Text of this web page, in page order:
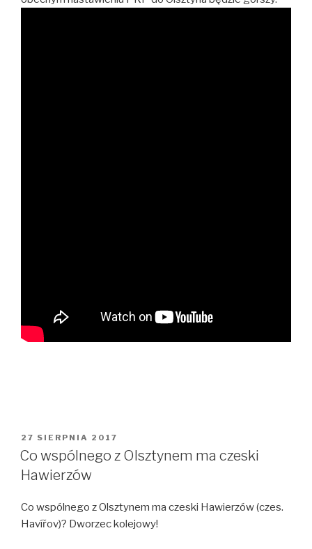
OPUBLIKOWANE
W
27 SIERPNIA 2017
Co wspólnego z Olsztynem ma czeski
Hawierzów
Co wspólnego z Olsztynem ma czeski Hawierzów (czes.
Havířov)? Dworzec kolejowy!